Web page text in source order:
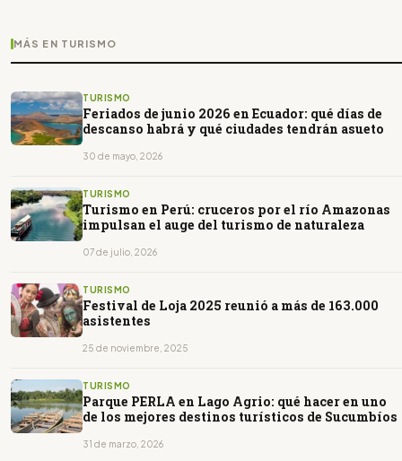
MÁS EN TURISMO
TURISMO
Feriados de junio 2026 en Ecuador: qué días de
descanso habrá y qué ciudades tendrán asueto
30 de mayo, 2026
TURISMO
Turismo en Perú: cruceros por el río Amazonas
impulsan el auge del turismo de naturaleza
07 de julio, 2026
TURISMO
Festival de Loja 2025 reunió a más de 163.000
asistentes
25 de noviembre, 2025
TURISMO
Parque PERLA en Lago Agrio: qué hacer en uno
de los mejores destinos turísticos de Sucumbíos
31 de marzo, 2026